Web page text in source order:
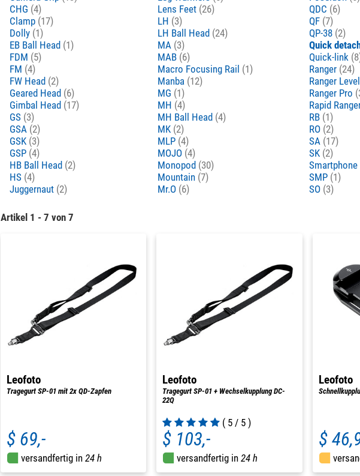
CHG (4)
Clamp (17)
Dolly (1)
EB Ball Head (1)
FDM (5)
FM (4)
FW Head (2)
Geared Head (6)
Gimbal Head (17)
GS (3)
GSA (2)
GSK (3)
GSP (4)
HB Ball Head (2)
HS (4)
Juggernaut (2)
Lens Feet (26)
LH (3)
LH Ball Head (24)
MA (3)
MAB (6)
Macro Focusing Rail (1)
Manba (12)
MG (1)
MH (4)
MH Ball Head (4)
MK (2)
MLP (4)
MOJO (4)
Monopod (30)
Mountain (7)
Mr.O (6)
QDC (6)
QF (7)
QP-38 (2)
Quick
Quick-link
Ranger (24)
Ranger
Ranger Pro
Rapid
RB (1)
RO (2)
SA (17)
SK (2)
Smartphone
SMP (1)
SO (3)
Artikel 1 - 7 von 7
Leofoto
Tragegurt SP-01 mit 2x QD-Zapfen
$ 69,-
versandfertig in 24 h
Leofoto
Tragegurt SP-01 + Wechselkupplung DC-
22Q
( 5 / 5 )
$ 103,-
versandfertig in 24 h
Leofoto
$